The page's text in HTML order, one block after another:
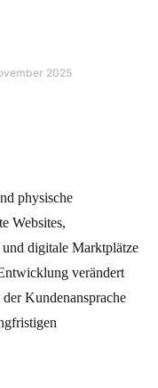
2025
physische
Websites,
digitale Marktplätze
verändert
Kundenansprache